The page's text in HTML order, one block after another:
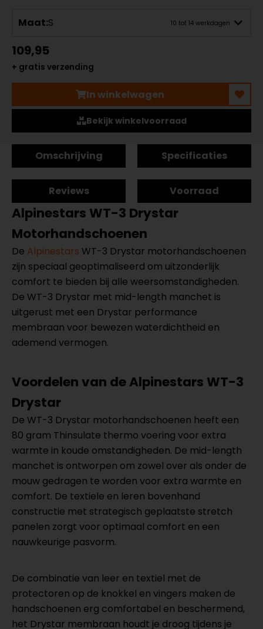
Maat:S 10 tot 14 werkdagen
109,95
+ gratis verzending
In winkelwagen
Bekijk winkelvoorraad
Omschrijving Specificaties
Reviews Voorraad
Alpinestars WT-3 Drystar
Motorhandschoenen
De Alpinestars WT-3 Drystar motorhandschoenen
zijn speciaal geoptimaliseerd om uitzonderlijk
comfort te bieden bij alle weersomstandigheden.
De WT-3 Drystar met mid-length manchet is
uitgerust met een Drystar performance
membraan voor bewezen waterdichtheid en
ademend vermogen.
Voordelen van de Alpinestars WT-3
Drystar
De WT-3 Drystar motorhandschoenen heeft een
80 gram Thinsulate thermo voering voor extra
warmte in koude omstandigheden. De mid-length
manchet is ontworpen om zowel over als onder de
mouw gedragen te worden voor extra warmte en
comfort. De textiele en leren bovenhand
constructie met strategisch geplaatste stretch
panelen zorgt voor optimaal comfort en een
nauwkeurige pasvorm.
De combinatie van leer en textiel met de
protectoren op de knokkel en vingers maken de
handschoenen erg comfortabel en beschermend,
het Drystar membraan houdt je droog tijdens je